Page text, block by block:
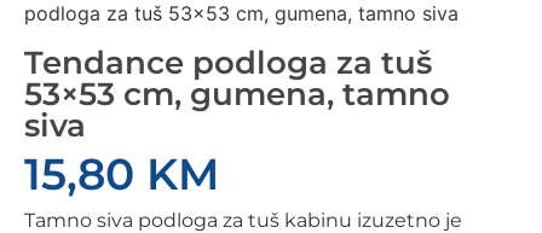
podloga za tuš 53×53 cm, gumena, tamno siva
Tendance podloga za tuš
53×53 cm, gumena, tamno
siva
15,80 KM
Tamno siva podloga za tuš kabinu izuzetno je